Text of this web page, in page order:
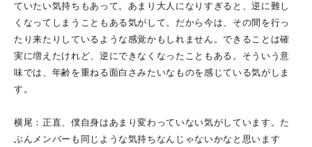
ていたい気持ちもあって。あまり大人になりすぎると、逆に難し
くなってしまうこともある気がして。だから今は、その間を行っ
たり来たりしているような感覚かもしれません。できることは確
実に増えたけれど、逆にできなくなったこともある。そういう意
味では、年齢を重ねる面白さみたいなものを感じている気がしま
す。
横尾：正直、僕自身はあまり変わっていない気がしています。た
ぶんメンバーも同じような気持ちなんじゃないかなと思います